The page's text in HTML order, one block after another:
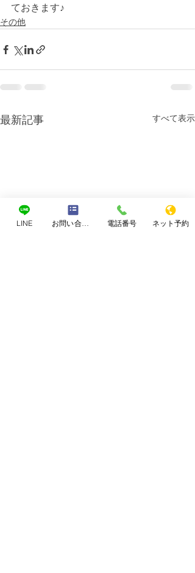
ておきます♪
その他
最新記事 すべて表示
LINE お問い合わせフォーム 電話番号 ネット予約